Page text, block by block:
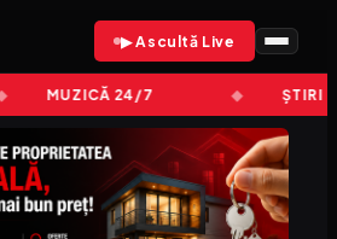
▶ Ascultă Live
MUZICĂ 24/7 ȘTIRI